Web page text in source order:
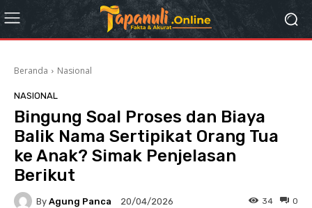
Beranda Nasional
NASIONAL
Bingung Soal Proses dan Biaya
Balik Nama Sertipikat Orang Tua
ke Anak? Simak Penjelasan
Berikut
By Agung Panca 20/04/2026 0
34